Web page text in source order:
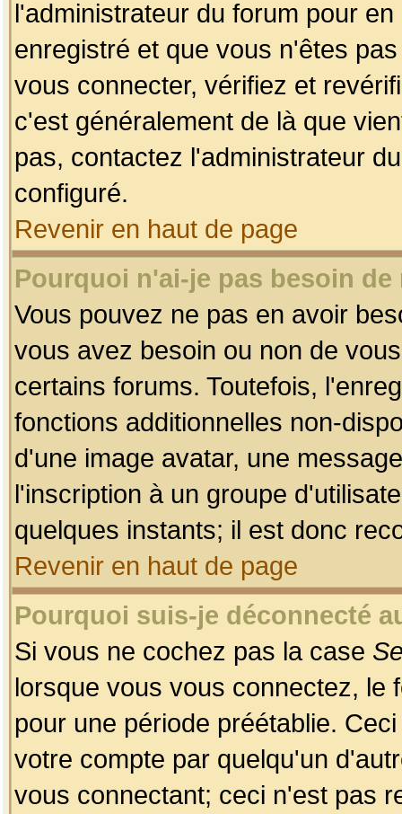
l'administrateur du forum pour
enregistré et que vous n'êtes
vous connecter, vérifiez et
c'est généralement de là que
pas, contactez l'administrateur
configuré.
Revenir en haut de page
Pourquoi n'ai-je pas besoin
Vous pouvez ne pas en avoir
vous avez besoin ou non de
certains forums. Toutefois,
fonctions additionnelles non-
d'une image avatar, une
l'inscription à un groupe
quelques instants; il est donc
Revenir en haut de page
Pourquoi suis-je déconnecté
Si vous ne cochez pas la case
lorsque vous vous connectez, le
pour une période préétablie.
votre compte par quelqu'un
vous connectant; ceci n'est pas